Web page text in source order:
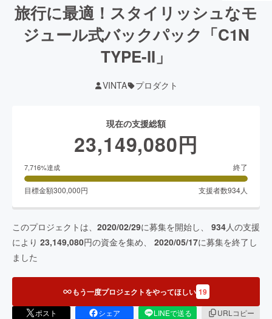
旅行に最適！スタイリッシュなモ
ジュール式バックパック「C1N
TYPE-II」
VINTA プロダクト
現在の支援総額
23,149,080円
7,716%達成 終了
目標金額300,000円 支援者数934人
このプロジェクトは、 2020/02/29に募集を開始し、 934人の支援
により 23,149,080円の資金を集め、 2020/05/17に募集を終了し
ました
もう一度プロジェクトをやってほしい 19
ポスト シェア LINEで送る
URLコピー